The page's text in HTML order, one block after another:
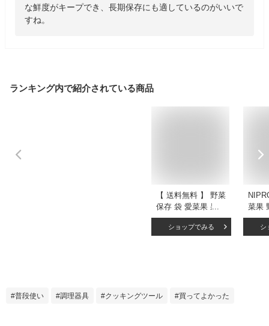
な鮮度がキープでき、長期保存にも適しているのがいいで
すね。
ランキング内で紹介されている商品
【 送料無料 】 野菜
保存 袋 愛菜果 果物
鮮度保持袋 L 5枚入
ニプロ 保持袋 鮮度
ショップでみる
菜果
保持
シ
普段使い 調理器具 クッキングツール 買ってよかった